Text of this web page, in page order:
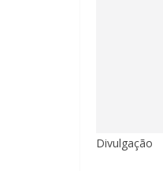
Divulgação